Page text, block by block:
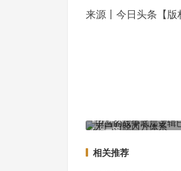
来源丨今日头条【版
上一篇
西方体系
相关推荐